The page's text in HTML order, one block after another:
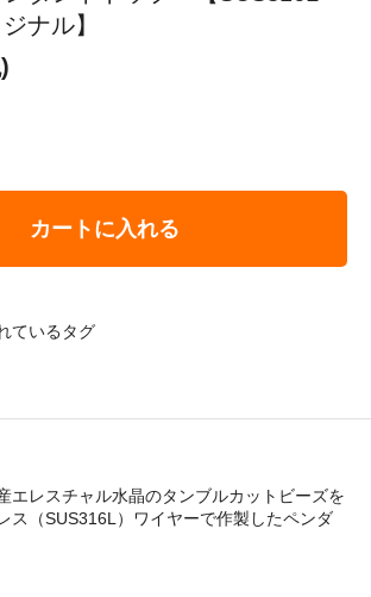
ナル】
カートに入れる
ているタグ
エレスチャル水晶のタンブルカットビーズを
ス（SUS316L）ワイヤーで作製したペンダ